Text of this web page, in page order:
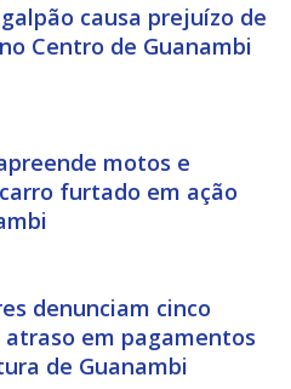
causa prejuízo de
Centro de Guanambi
motos e
furtado em ação
denunciam cinco
atraso em pagamentos
de Guanambi